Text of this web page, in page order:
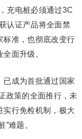
充电桩必须通过3C
认证产品将全面禁
标准，也彻底改变行
面升级。
已成为首批通过国家
政策的全面推行，未
实行免检机制，极大
难题。